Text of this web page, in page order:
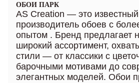
ОБОИ ПАРК
AS Creation — это
производитель обоев с
опытом . Бренд предлагает
широкий ассортимент,
стили — от классики с
барочными мотивами до
элегантных моделей. Обои